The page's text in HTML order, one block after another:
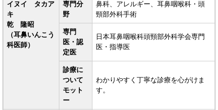
イヌイ タカア
キ
乾 隆昭
（耳鼻いんこう
科医師）
専門分
野
鼻科、アレルギー、耳鼻咽喉科・頭
頸部外科手術
専門
医・認
定医
日本耳鼻咽喉科頭頸部外科学会専門
医・指導医
診療に
ついて
モット
ー
わかりやすく丁寧な診療を心がけま
す。